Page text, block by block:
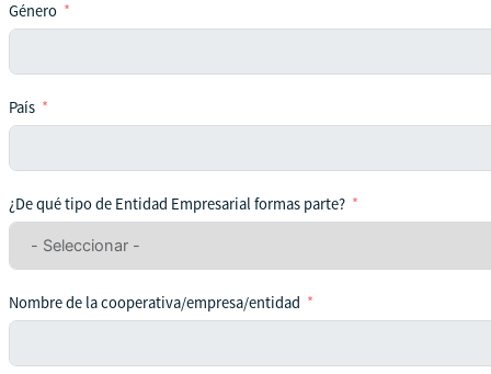
Género
País
¿De qué tipo de Entidad Empresarial formas parte?
Nombre de la cooperativa/empresa/entidad